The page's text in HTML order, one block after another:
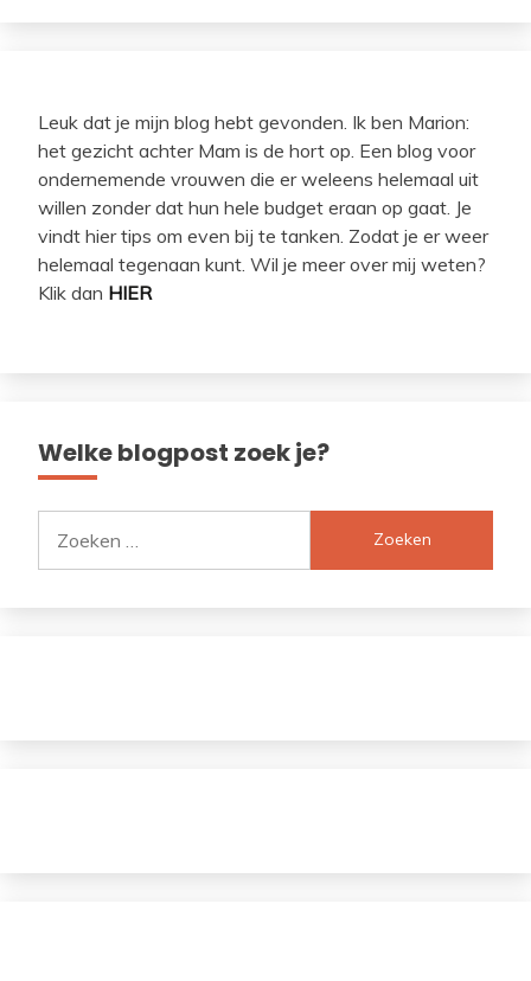
Leuk dat je mijn blog hebt gevonden. Ik ben Marion:
het gezicht achter Mam is de hort op. Een blog voor
ondernemende vrouwen die er weleens helemaal uit
willen zonder dat hun hele budget eraan op gaat. Je
vindt hier tips om even bij te tanken. Zodat je er weer
helemaal tegenaan kunt. Wil je meer over mij weten?
Klik dan HIER
Welke blogpost zoek je?
naar: